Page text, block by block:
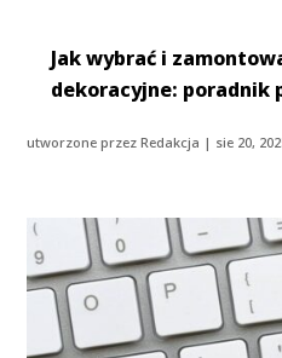
Jak wybrać i
dekoracyjne: poradnik
utworzone przezRedakcja | sie 20,